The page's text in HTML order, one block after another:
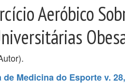
Aeróbico
Medicina do Esporte v.